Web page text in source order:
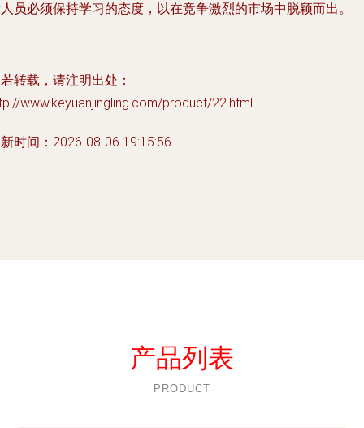
员必须保持学习的态度，以在竞争激烈的市场中脱颖而出。
转载，请注明出处：
www.keyuanjingling.com/product/22.html
时间：2026-08-06 19:15:56
产品列表
PRODUCT